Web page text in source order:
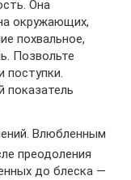
Она
окружающих,
похвальное,
Позвольте
поступки.
показатель
Влюбленным
преодоления
до блеска —